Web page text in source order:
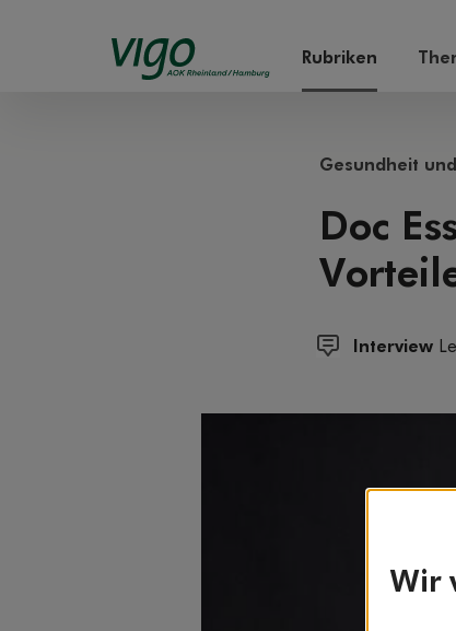
Rubriken
Gesundheit
Doc
Interview
Wir